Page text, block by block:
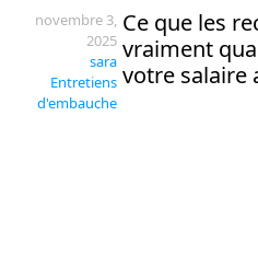
novembre 3,
2025
sara
Entretiens
d'embauche
Ce que les
vraiment
votre salaire